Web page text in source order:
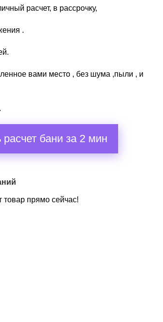
расчет, в рассрочку,
.
вами место , без шума ,пыли , и
расчет бани за 2 мин
товар прямо сейчас!